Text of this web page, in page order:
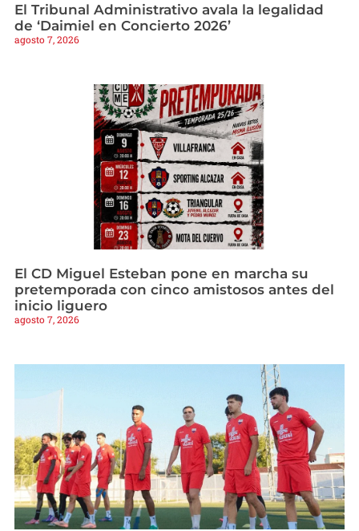
El Tribunal Administrativo avala la legalidad
de ‘Daimiel en Concierto 2026’
agosto 7, 2026
El CD Miguel Esteban pone en marcha su
pretemporada con cinco amistosos antes del
inicio liguero
agosto 7, 2026